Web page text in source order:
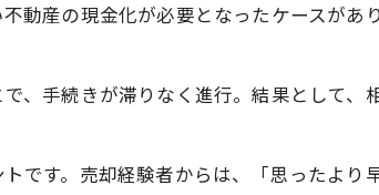
化を加速する不動産売却の工夫
動産の現金化が必要となったケースがあ
、手続きが滞りなく進行。結果として、
です。売却経験者からは、「思ったより